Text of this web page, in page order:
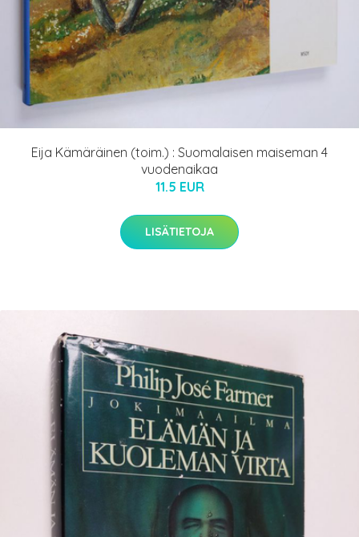
Eija Kämäräinen (toim.) : Suomalaisen maiseman 4
vuodenaikaa
11.5 EUR
LISÄTIETOJA